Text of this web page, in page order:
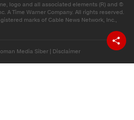
logo and all associated elements (R) and ©
A Time Warner Company. All rights reserved.
marks of Cable News Network, Inc.,
Media Siber | Disclaimer